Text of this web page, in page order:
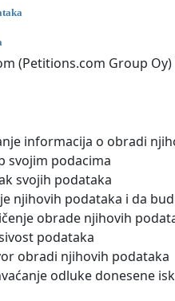
(Petitions.com Group
informacija o obradi
svojim podacima
svojih podataka
njihovih podataka i da
obrade njihovih
podataka
obradi njihovih podataka
odluke donesene